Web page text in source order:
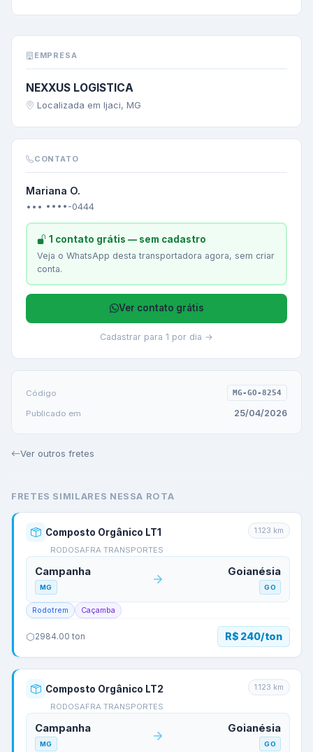
EMPRESA
NEXXUS LOGISTICA
Localizada em Ijaci, MG
CONTATO
Mariana O.
••• ••••-0444
1 contato grátis — sem cadastro
Veja o WhatsApp desta transportadora agora, sem criar
conta.
Ver contato grátis
Cadastrar para 1 por dia →
Código MG-GO-8254
Publicado em 25/04/2026
Ver outros fretes
FRETES SIMILARES NESSA ROTA
Composto Orgânico LT1
RODOSAFRA TRANSPORTES
1.123 km
Campanha
MG
Goianésia
GO
Rodotrem Caçamba
2984.00 ton R$ 240/ton
Composto Orgânico LT2
RODOSAFRA TRANSPORTES
1.123 km
Campanha
MG
Goianésia
GO